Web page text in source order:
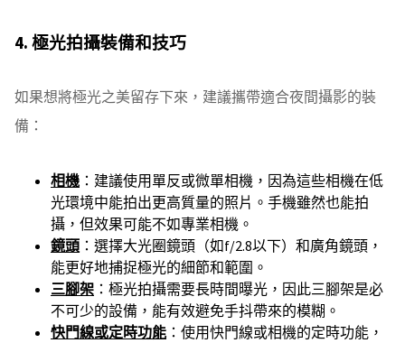
4. 極光拍攝裝備和技巧
如果想將極光之美留存下來，建議攜帶適合夜間攝影的裝
備：
相機 ：建議使用單反或微單相機，因為這些相機在低
光環境中能拍出更高質量的照片。手機雖然也能拍
攝，但效果可能不如專業相機。
鏡頭 ：選擇大光圈鏡頭（如f/2.8以下）和廣角鏡頭，
能更好地捕捉極光的細節和範圍。
三腳架 ：極光拍攝需要長時間曝光，因此三腳架是必
不可少的設備，能有效避免手抖帶來的模糊。
快門線或定時功能 ：使用快門線或相機的定時功能，